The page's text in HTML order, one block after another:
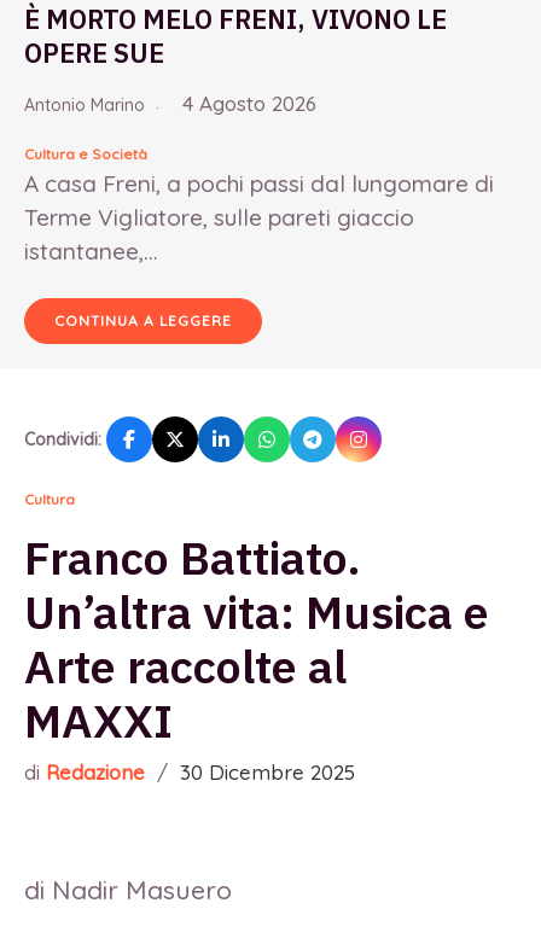
È MORTO MELO FRENI, VIVONO LE
OPERE SUE
Antonio Marino 4 Agosto 2026
Cultura e Società
A casa Freni, a pochi passi dal lungomare di
Terme Vigliatore, sulle pareti giaccio
istantanee,...
CONTINUA A LEGGERE
Condividi:
Cultura
Franco Battiato.
Un’altra vita: Musica e
Arte raccolte al
MAXXI
di Redazione / 30 Dicembre 2025
di Nadir Masuero